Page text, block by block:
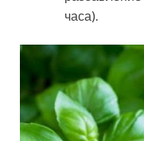
часа).